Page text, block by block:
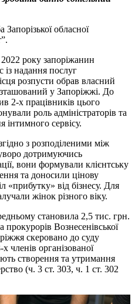
обласної
року запоріжанин
із надання послуг
розпусти обрав власний
у Запоріжжі. До
2-х працівників цього
роль адміністраторів та
інтимного сервісу.
з розподіленими між
дотримуючись
вони формували клієнтську
та доносили цінову
«прибутку» від бізнесу. Для
жінок різного віку.
становила 2,5 тис. грн.
Вознесенівської
скеровано до суду
членів організованої
створення та утримання
(ч. 3 ст. 303, ч. 1 ст. 302